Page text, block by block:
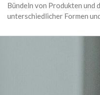
Bündeln von Produkten und
unterschiedlicher Formen